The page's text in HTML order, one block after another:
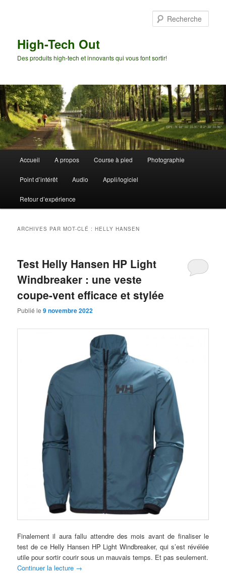
High-Tech Out
Des produits high-tech et innovants qui vous font sortir!
principal
Accueil A propos Course à pied Photographie
Point d’intérêt Audio Appli/logiciel
Retour d’expérience
ARCHIVES PAR MOT-CLÉ :HELLY HANSEN
Test Helly Hansen HP Light
Windbreaker : une veste
coupe-vent efficace et stylée
Publié le9 novembre 2022
Finalement il aura fallu attendre des mois avant de finaliser le
test de ce Helly Hansen HP Light Windbreaker, qui s’est révélée
utile pour sortir courir sous un mauvais temps. Et pas seulement.
Continuer la lecture →